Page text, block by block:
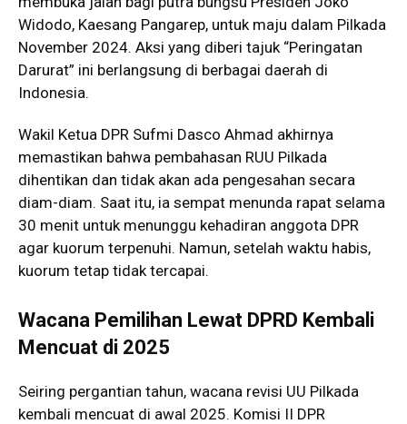
Widodo, Kaesang Pangarep, untuk maju dalam Pilkada
November 2024. Aksi yang diberi tajuk “Peringatan
Darurat” ini berlangsung di berbagai daerah di
Indonesia.
Wakil Ketua DPR Sufmi Dasco Ahmad akhirnya
memastikan bahwa pembahasan RUU Pilkada
dihentikan dan tidak akan ada pengesahan secara
diam-diam. Saat itu, ia sempat menunda rapat selama
30 menit untuk menunggu kehadiran anggota DPR
agar kuorum terpenuhi. Namun, setelah waktu habis,
kuorum tetap tidak tercapai.
Wacana Pemilihan Lewat DPRD Kembali
Mencuat di 2025
Seiring pergantian tahun, wacana revisi UU Pilkada
kembali mencuat di awal 2025. Komisi II DPR